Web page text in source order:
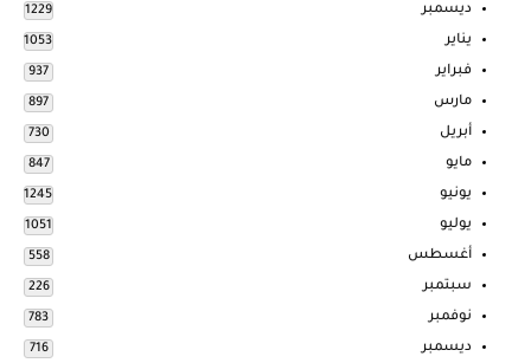
ديسمبر 1229
يناير 1053
فبراير 937
مارس 897
أبريل 730
مايو 847
يونيو 1245
يوليو 1051
أغسطس 558
سبتمبر 226
نوفمبر 783
ديسمبر 716